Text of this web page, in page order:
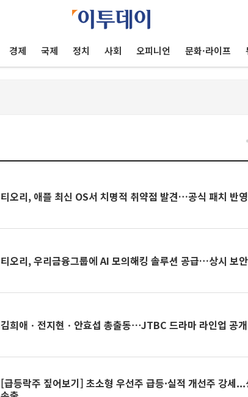
경제 국제 정치 사회 오피니언 문화·라이프
티오리, 애플 최신 OS서 치명적 취약점 발견…공식 패치 반
티오리, 우리금융그룹에 AI 모의해킹 솔루션 공급…상시 보
김희애ㆍ전지현ㆍ안효섭 총출동⋯JTBC 드라마 라인업 공개
[급등락주 짚어보기] 초소형 우선주 급등·실적 개선주 강세